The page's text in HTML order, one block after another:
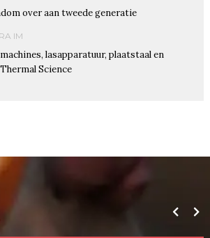
over aan tweede generatie
IM
lasapparatuur, plaatstaal en
Science